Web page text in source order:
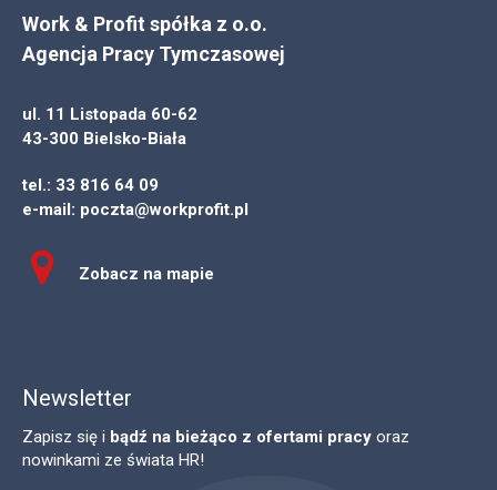
Work & Profit spółka z o.o.
Agencja Pracy Tymczasowej
ul. 11 Listopada 60-62
43-300 Bielsko-Biała
tel.: 33 816 64 09
e-mail: poczta@workprofit.pl
Zobacz na mapie
Newsletter
Zapisz się i bądź na bieżąco z ofertami pracy oraz
nowinkami ze świata HR!